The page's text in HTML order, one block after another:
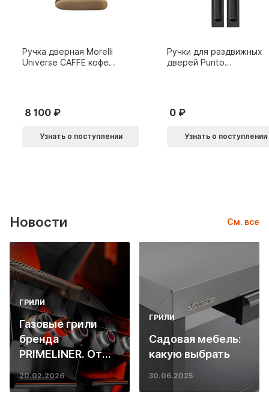
Ручка дверная Morelli
Universe CAFFE кофе
8 100
Узнать о поступлении
Ручки для раздвижных
дверей Punto
0
Узнать о поступлении
Новости См. все
ГРИЛИ
Газовые грили
бренда
PRIMELINER. От
основ инженерии
до ресторанных
20.02.2026
ГРИЛИ
Садовая мебель:
какую выбрать
30.06.2025